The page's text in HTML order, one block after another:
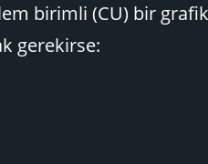
birimli (CU) bir
gerekirse: